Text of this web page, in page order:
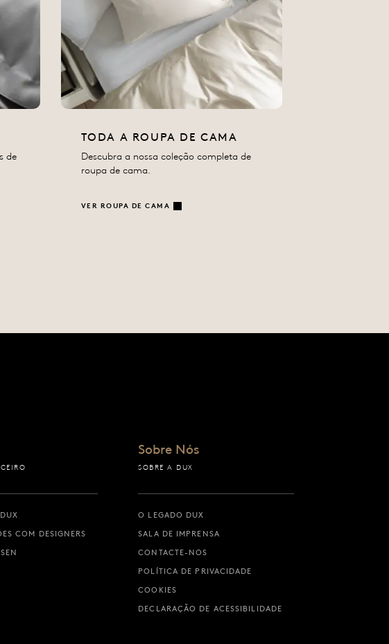
de
TODA A ROUPA DE CAMA
Descubra a nossa coleção completa de
roupa de cama.
VER ROUPA DE CAMA
COM DESIGNERS
Sobre Nós
SOBRE A DUX
O LEGADO DUX
SALA DE IMPRENSA
CONTACTE-NOS
POLÍTICA DE PRIVACIDADE
COOKIES
DECLARAÇÃO DE ACESSIBILIDADE